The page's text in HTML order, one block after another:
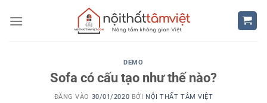
qua
DEMO
Sofa có cấu tạo như thế nào?
ĐĂNG VÀO 30/01/2020 BỞI NỘI THẤT TÂM VIỆT